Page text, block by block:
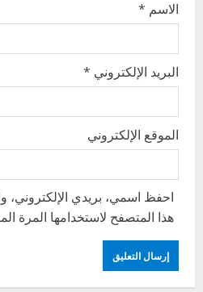
الاسم *
البريد الإلكتروني *
الموقع الإلكتروني
احفظ اسمي، بريدي الإلكتروني،
هذا المتصفح لاستخدامها المرة